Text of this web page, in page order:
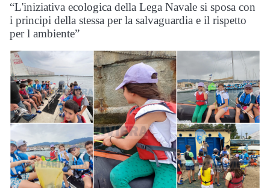
“L'iniziativa ecologica della Lega Navale si sposa con
i principi della stessa per la salvaguardia e il rispetto
per l ambiente”